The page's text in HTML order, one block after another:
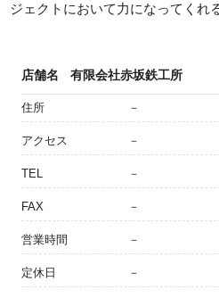
ジェクトにおいて力になってくれ
店舗名 有限会社赤坂鉄工所
住所 －
アクセス －
TEL －
FAX －
営業時間 －
定休日 －